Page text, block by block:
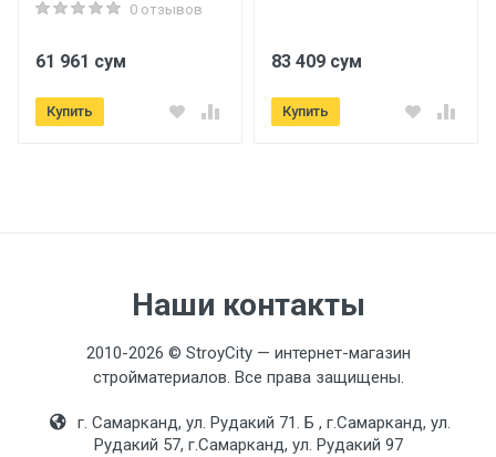
Материал
Технические характеристики
F55-1 (25mm)
H57
0 отзывов
61 961 сум
Купить
83 409 сум
Купить
Наши контакты
2010-2026 © StroyCity — интернет-магазин
стройматериалов. Все права защищены.
г. Самарканд, ул. Рудакий 71. Б , г.Самарканд, ул.
Рудакий 57, г.Самарканд, ул. Рудакий 97